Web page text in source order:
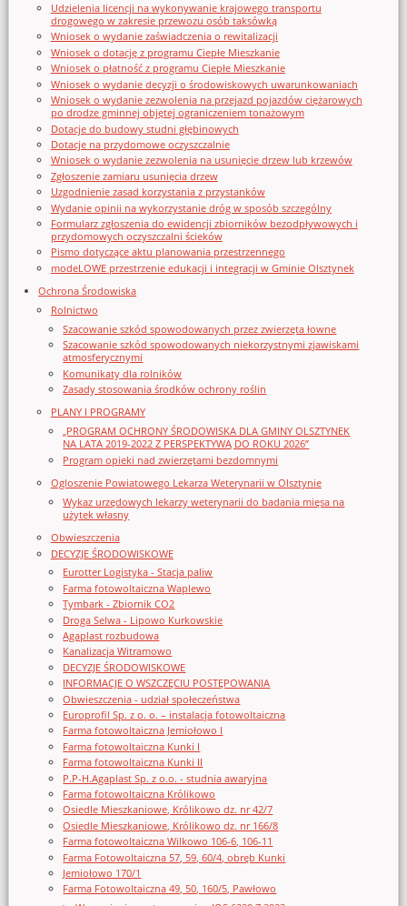
Udzielenia licencji na wykonywanie krajowego transportu
drogowego w zakresie przewozu osób taksówką
Wniosek o wydanie zaświadczenia o rewitalizacji
Wniosek o dotację z programu Ciepłe Mieszkanie
Wniosek o płatność z programu Ciepłe Mieszkanie
Wniosek o wydanie decyzji o środowiskowych uwarunkowaniach
Wniosek o wydanie zezwolenia na przejazd pojazdów ciężarowych
po drodze gminnej objętej ograniczeniem tonażowym
Dotacje do budowy studni głębinowych
Dotacje na przydomowe oczyszczalnie
Wniosek o wydanie zezwolenia na usunięcie drzew lub krzewów
Zgłoszenie zamiaru usunięcia drzew
Uzgodnienie zasad korzystania z przystanków
Wydanie opinii na wykorzystanie dróg w sposób szczególny
Formularz zgłoszenia do ewidencji zbiorników bezodpływowych i
przydomowych oczyszczalni ścieków
Pismo dotyczące aktu planowania przestrzennego
modeLOWE przestrzenie edukacji i integracji w Gminie Olsztynek
Ochrona Środowiska
Rolnictwo
Szacowanie szkód spowodowanych przez zwierzęta łowne
Szacowanie szkód spowodowanych niekorzystnymi zjawiskami
atmosferycznymi
Komunikaty dla rolników
Zasady stosowania środków ochrony roślin
PLANY I PROGRAMY
„PROGRAM OCHRONY ŚRODOWISKA DLA GMINY OLSZTYNEK
NA LATA 2019-2022 Z PERSPEKTYWĄ DO ROKU 2026”
Program opieki nad zwierzętami bezdomnymi
Ogloszenie Powiatowego Lekarza Weterynarii w Olsztynie
Wykaz urzędowych lekarzy weterynarii do badania mięsa na
użytek własny
Obwieszczenia
DECYZJE ŚRODOWISKOWE
Eurotter Logistyka - Stacja paliw
Farma fotowoltaiczna Waplewo
Tymbark - Zbiornik CO2
Droga Selwa - Lipowo Kurkowskie
Agaplast rozbudowa
Kanalizacja Witramowo
DECYZJE ŚRODOWISKOWE
INFORMACJE O WSZCZĘCIU POSTĘPOWANIA
Obwieszczenia - udział społeczeństwa
Europrofil Sp. z o. o. – instalacja fotowoltaiczna
Farma fotowoltaiczna Jemiołowo I
Farma fotowoltaiczna Kunki I
Farma fotowoltaiczna Kunki II
P.P-H.Agaplast Sp. z o.o. - studnia awaryjna
Farma fotowoltaiczna Królikowo
Osiedle Mieszkaniowe, Królikowo dz. nr 42/7
Osiedle Mieszkaniowe, Królikowo dz. nr 166/8
Farma fotowoltaiczna Wilkowo 106-6, 106-11
Farma Fotowoltaiczna 57, 59, 60/4, obręb Kunki
Jemiołowo 170/1
Farma Fotowoltaiczna 49, 50, 160/5, Pawłowo